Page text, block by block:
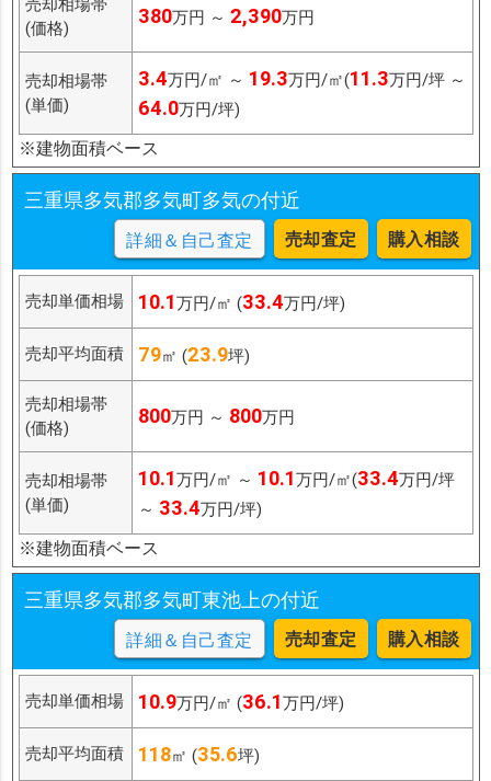
売却相場帯
(価格)
380万円 ～ 2,390万円
売却相場帯
(単価)
3.4万円/㎡ ～ 19.3万円/㎡(11.3万円/坪 ～
64.0万円/坪)
※建物面積ベース
三重県多気郡多気町多気の付近
詳細＆自己査定 売却査定 購入相談
売却単価相場 10.1万円/㎡ (33.4万円/坪)
売却平均面積 79㎡ (23.9坪)
売却相場帯
(価格)
800万円 ～ 800万円
売却相場帯
(単価)
10.1万円/㎡ ～ 10.1万円/㎡(33.4万円/坪
～ 33.4万円/坪)
※建物面積ベース
三重県多気郡多気町東池上の付近
詳細＆自己査定 売却査定 購入相談
売却単価相場 10.9万円/㎡ (36.1万円/坪)
売却平均面積 118㎡ (35.6坪)